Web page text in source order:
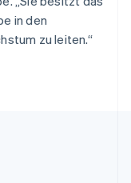
in den
zu leiten.“